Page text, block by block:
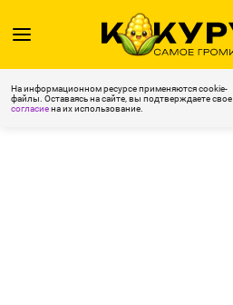
На информационном ресурсе применяются cookie-
файлы. Оставаясь на сайте, вы подтверждаете свое
согласиена их использование.